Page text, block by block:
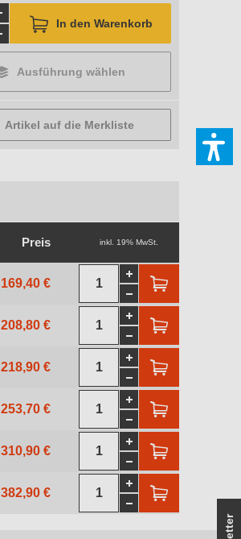
In den Warenkorb
Ausführung wählen
Artikel auf die Merkliste
Preis inkl. 19% MwSt.
169,40 €
208,80 €
218,90 €
253,70 €
310,90 €
382,90 €